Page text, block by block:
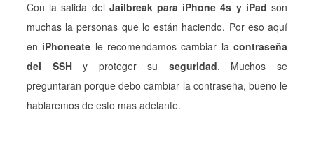
Con la salida del Jailbreak para iPhone 4s y iPad son
muchas la personas que lo están haciendo. Por eso aquí
en iPhoneate le recomendamos cambiar lacontraseña
del SSHy proteger su seguridad. Muchos se
preguntaran porque debo cambiar la contraseña, bueno le
hablaremos de esto mas adelante.